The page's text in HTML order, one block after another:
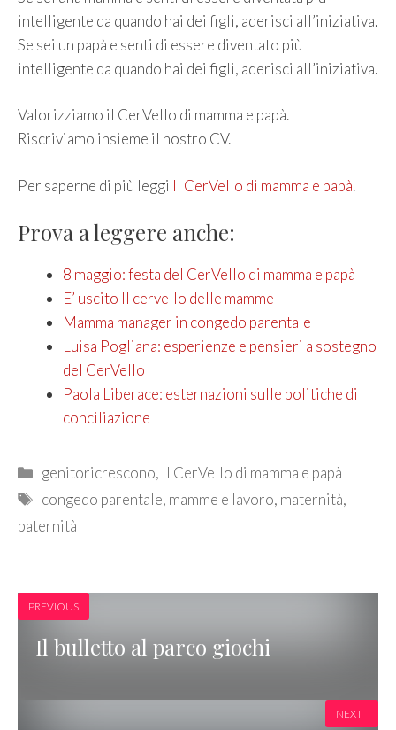
intelligente da quando hai dei figli, aderisci all’iniziativa.
Se sei un papà e senti di essere diventato più
intelligente da quando hai dei figli, aderisci all’iniziativa.
Valorizziamo il CerVello di mamma e papà.
Riscriviamo insieme il nostro CV.
Per saperne di più leggi Il CerVello di mamma e papà.
Prova a leggere anche:
8 maggio: festa del CerVello di mamma e papà
E’ uscito Il cervello delle mamme
Mamma manager in congedo parentale
Luisa Pogliana: esperienze e pensieri a sostegno
del CerVello
Paola Liberace: esternazioni sulle politiche di
conciliazione
Categories
genitoricrescono, Il CerVello di mamma e papà
Tags
congedo parentale, mamme e lavoro, maternità,
paternità
PREVIOUS
Il bulletto al parco giochi
NEXT